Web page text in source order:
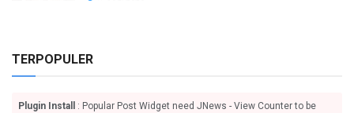
TERPOPULER
Plugin Install
: Popular Post Widget need JNews - View Counter to be